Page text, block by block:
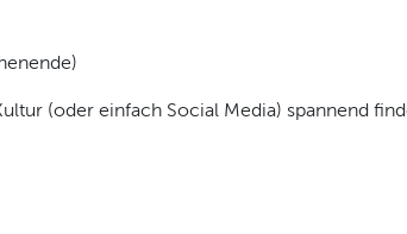
(oder einfach Social Media) spannend